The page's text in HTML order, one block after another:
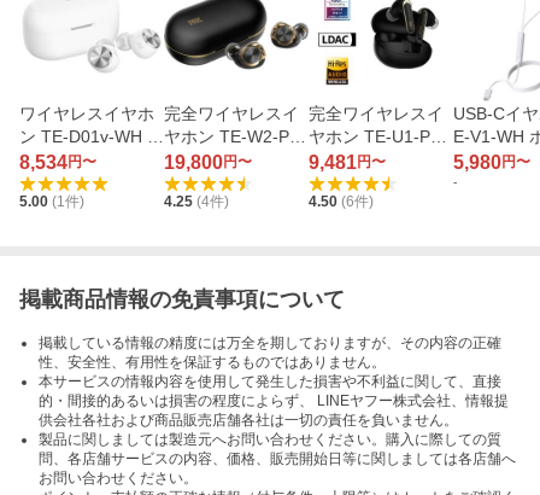
ワイヤレスイヤホ
ン TE-D01v-WH ホ
ワイト
8,534円〜
5.00 (1件)
完全ワイヤレスイ
ヤホン TE-W2-PN
K ピエール中野コ
ラボモデル
19,800円〜
4.25 (4件)
完全ワイヤレスイ
ヤホン TE-U1-PNK
（ピヤホン9）
9,481円〜
4.50 (6件)
USB-Cイ
E-V1-WH
5,980円〜
-
掲載商品情報の免責事項について
掲載している情報の精度には万全を期しておりますが、その内容の正確
性、安全性、有用性を保証するものではありません。
本サービスの情報内容を使用して発生した損害や不利益に関して、直接
的・間接的あるいは損害の程度によらず、 LINEヤフー株式会社、情報提
供会社各社および商品販売店舗各社は一切の責任を負いません。
製品に関しましては製造元へお問い合わせください。購入に際しての質
問、各店舗サービスの内容、価格、販売開始日等に関しましては各店舗へ
お問い合わせください。